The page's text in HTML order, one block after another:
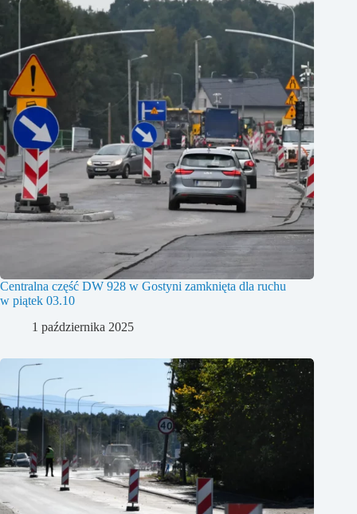
Centralna część DW 928 w Gostyni zamknięta dla ruchu
w piątek 03.10
1 października 2025